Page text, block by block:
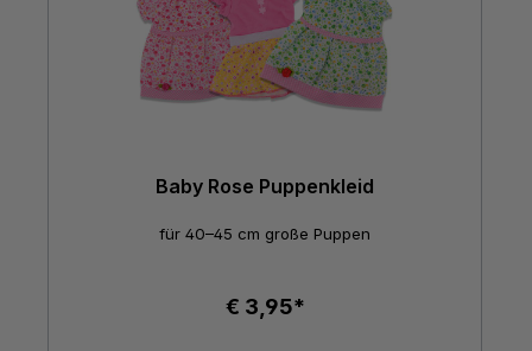
Baby Rose Puppenkleid
für 40–45 cm große Puppen
€ 3,95*